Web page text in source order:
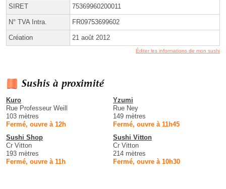
SIRET 75369960200011
N° TVA Intra. FR09753699602
Création 21 août 2012
Éditer les informations de mon sushi
Sushis à proximité
Kuro
Rue Professeur Weill
103 mètres
Fermé, ouvre à 12h
Yzumi
Rue Ney
149 mètres
Fermé, ouvre à 11h45
Sushi Shop
Cr Vitton
193 mètres
Fermé, ouvre à 11h
Sushi Vitton
Cr Vitton
214 mètres
Fermé, ouvre à 10h30